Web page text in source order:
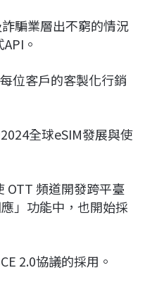
騙業層出不窮的情況
。
位客戶的客製化行銷
全球eSIM發展與使
OTT 頻道開發跨平臺
」功能中，也開始採
2.0協議的採用。